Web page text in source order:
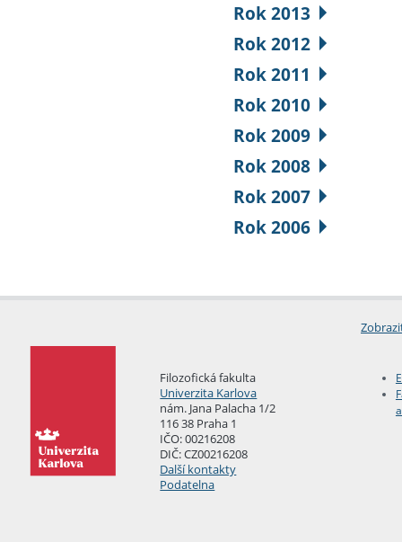
Rok 2013
Rok 2012
Rok 2011
Rok 2010
Rok 2009
Rok 2008
Rok 2007
Rok 2006
Filozofická fakulta
Univerzita Karlova
nám. Jana Palacha 1/2
116 38 Praha 1
IČO: 00216208
DIČ: CZ00216208
Další kontakty
Podatelna